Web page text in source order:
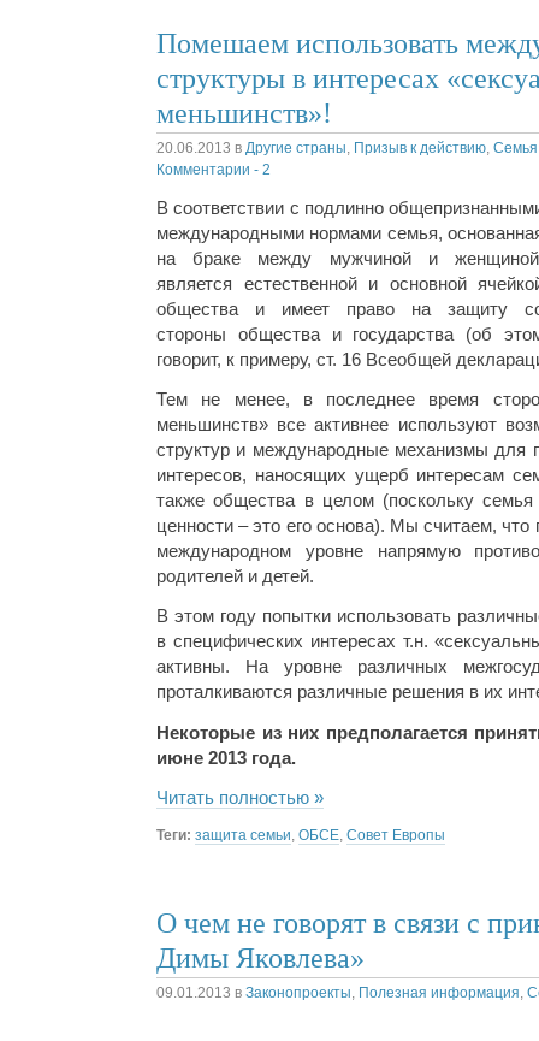
Помешаем использовать
структуры в интересах
меньшинств»!
20.06.2013 в Другие страны, Призыв к действию,
Комментарии - 2
В соответствии с подлинно
международными нормами семья,
на браке между мужчиной и
является естественной и основной
общества и имеет право на защиту
стороны общества и государства (об
говорит, к примеру, ст. 16 Всеобщей
Тем не менее, в последнее время
меньшинств» все активнее используют
структур и международные механизмы для
интересов, наносящих ущерб интересам
также общества в целом (поскольку
ценности – это его основа). Мы считаем, что
международном уровне напрямую
родителей и детей.
В этом году попытки использовать
в специфических интересах т.н.
активны. На уровне различных
проталкиваются различные решения в их
Некоторые из них предполагается
июне 2013 года.
Читать полностью »
Теги: защита семьи, ОБСЕ, Совет Европы
О чем не говорят в связи с
Димы Яковлева»
09.01.2013 в Законопроекты, Полезная информация,